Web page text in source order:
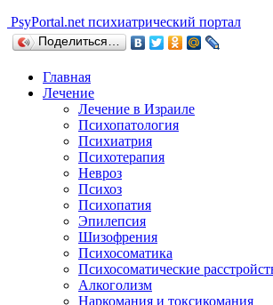
PsyPortal.net психиатрический портал
Поделиться…
Главная
Лечение
Лечение в Израиле
Психопатология
Психиатрия
Психотерапия
Невроз
Психоз
Психопатия
Эпилепсия
Шизофрения
Психосоматика
Психосоматические
Алкоголизм
Наркомания и токсикомания